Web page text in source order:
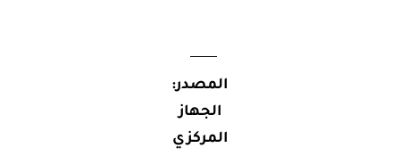
المصدر:
الجهاز
المركزي